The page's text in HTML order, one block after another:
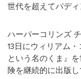
世代を超えてパディ
ハーパーコリンズ
13日にウィリアム
という名のくま』
険を継続的に出版し